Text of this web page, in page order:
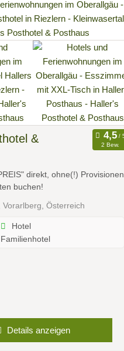
&
2 Bew.
direkt, ohne(!) Provisionen
buchen!
Vorarlberg, Österreich
Hotel
Details anzeigen